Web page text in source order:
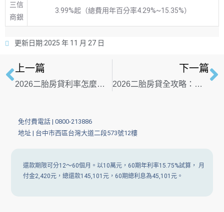
三信
商銀
3.99%起（總費用年百分率4.29%~15.35%）
更新日期:2025 年 11 月 27 日
上一篇
2026二胎房貸利率怎麼看？房貸試算、申請條件、額度與銀行比較
下一篇
2026二胎房貸全攻略：利率行情、月付金試算與銀行/民間管道深度對比
免付費電話 | 0800-213886
地址 | 台中市西區台灣大道二段573號12樓
還款期限可分12～60個月。以10萬元，60期年利率15.75%試算， 月
付金2,420元，總還款145,101元，60期總利息為45,101元。